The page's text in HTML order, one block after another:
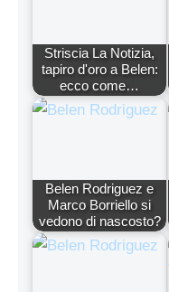
Striscia La Notizia,
tapiro d'oro a Belen:
ecco come…
Belen Rodriguez e
Marco Borriello si
vedono di nascosto?